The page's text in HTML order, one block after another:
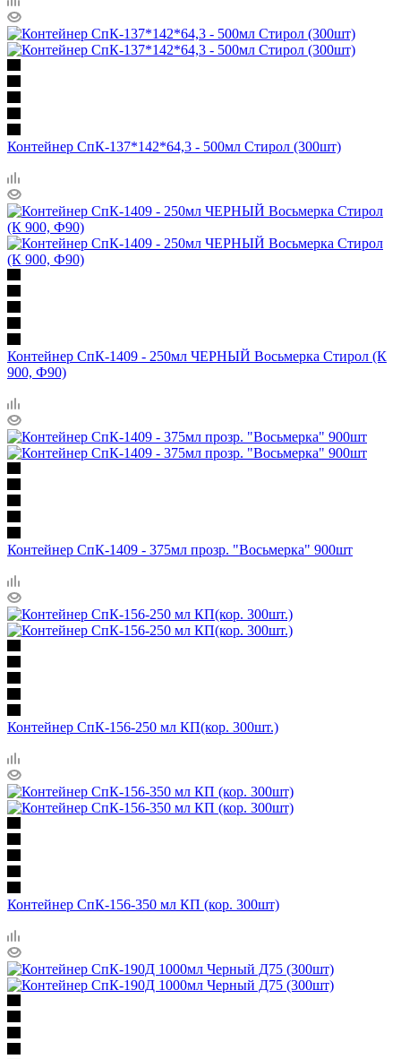
Контейнер СпК-137*142*64,3 - 500мл Стирол (300шт)
Контейнер СпК-1409 - 250мл ЧЕРНЫЙ Восьмерка Стирол (К
900, Ф90)
Контейнер СпК-1409 - 375мл прозр. "Восьмерка" 900шт
Контейнер СпК-156-250 мл КП(кор. 300шт.)
Контейнер СпК-156-350 мл КП (кор. 300шт)